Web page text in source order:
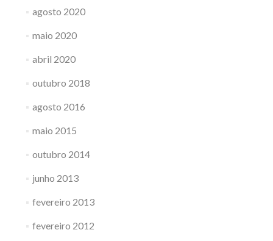
agosto 2020
maio 2020
abril 2020
outubro 2018
agosto 2016
maio 2015
outubro 2014
junho 2013
fevereiro 2013
fevereiro 2012